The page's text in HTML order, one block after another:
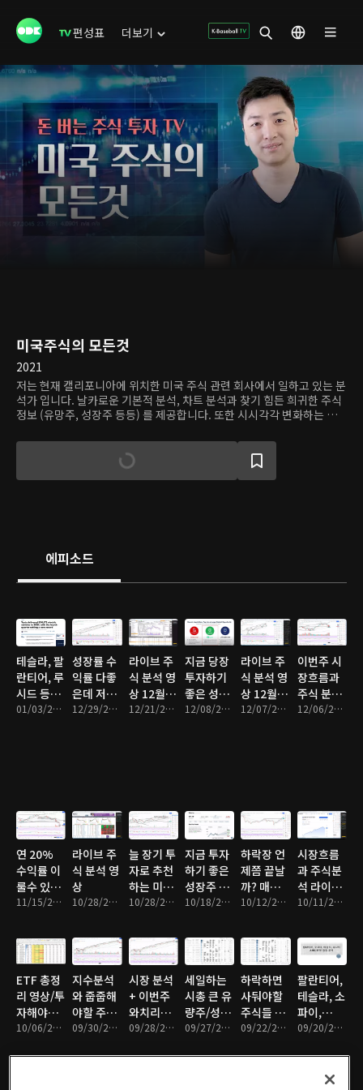
편성표 더보기
미국주식의 모든것
2021
저는 현재 캘리포니아에 위치한 미국 주식 관련 회사에서 일하고 있는 분
석가 입니다. 날카로운 기본적 분석, 차트 분석과 찾기 힘든 희귀한 주식
정보 (유망주, 성장주 등등) 를 제공합니다. 또한 시시각각 변화하는 증
제공자 개인의 의견으로 개별 종목(투자 상품)에 대한 권유나 매수 및 매
도 추천의 의도가 없습니다. 온디맨드코리아는 이를 근거로 행해진 주식
거래(투자)에 대해 책임이 없으며, 어떠한 경우에도 투자 결과에 대한 법
에피소드
테슬라, 팔
란티어, 루
시드 등등
분석
01/03/2022 • 9분
성장률 수
익률 다좋
은데 저평
가된 주식
12/29/2021 • 11분
라이브 주
식 분석 영
상 12월 셋
째 주
12/21/2021 • 58분
지금 당장
투자하기
좋은 성장
주는?
12/08/2021 • 11분
라이브 주
식 분석 영
상 12월 첫
째 주
12/07/2021 • 57분
이번주 시
장흐름과
주식 분석
영상
12/06/2021 • 59분
연 20%
수익률 이
룰수 있는
투자법 11/15/2021 • 9분
라이브 주
식 분석 영
상
10/28/2021 • 2시간 1분
늘 장기 투
자로 추천
하는 미국
주식/지식
10/28/2021 • 10분
지금 투자
하기 좋은
성장주 3
개!
10/18/2021 • 11분
하락장 언
제쯤 끝날
까? 매수
해야할 주
10/12/2021 • 10분
시장흐름
과 주식분
석 라이브
영상!
10/11/2021 • 1시간 45분
ETF 총정
리 영상/투
자해야할
ETF는?10/06/2021 • 10분
지수분석
와 줍줍해
야할 주식
리스트 09/30/2021 • 11분
시장 분석
+ 이번주
와치리스
트!
09/28/2021 • 10분
세일하는
시총 큰 유
량주/성장
주!
09/27/2021 • 9분
하락하면
사둬야할
주식들 총
정리
09/22/2021 • 9분
팔란티어,
테슬라, 소
파이,
ARKK 09/20/2021 • 10분